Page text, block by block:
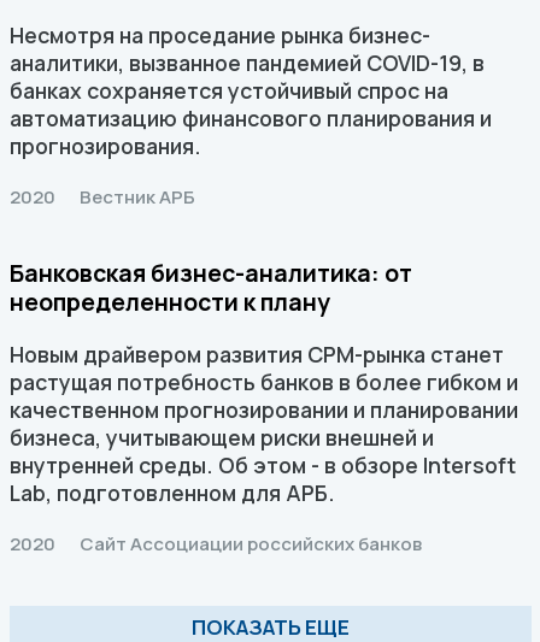
Несмотря на проседание рынка бизнес-
аналитики, вызванное пандемией COVID-19, в
банках сохраняется устойчивый спрос на
автоматизацию финансового планирования и
прогнозирования.
2020 Вестник АРБ
Банковская бизнес-аналитика: от
неопределенности к плану
Новым драйвером развития CPM-рынка станет
растущая потребность банков в более гибком и
качественном прогнозировании и планировании
бизнеса, учитывающем риски внешней и
внутренней среды. Об этом - в обзоре Intersoft
Lab, подготовленном для АРБ.
2020 Сайт Ассоциации российских банков
ПОКАЗАТЬ ЕЩЕ